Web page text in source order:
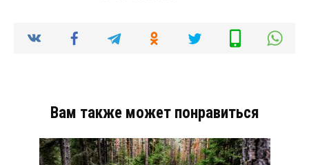
Вам также может понравиться